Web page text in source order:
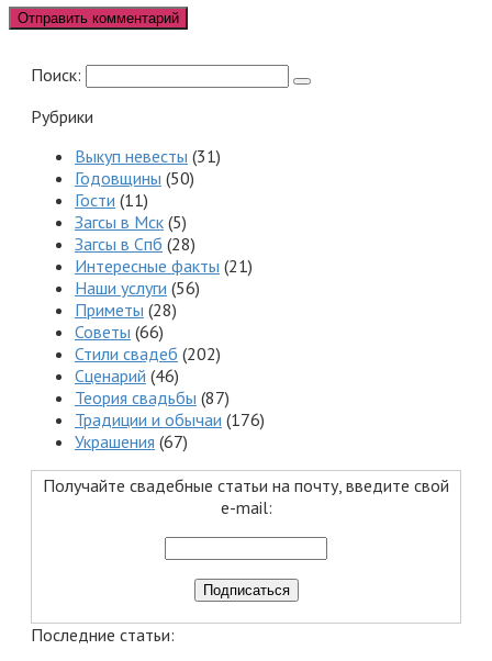
Поиск:
Рубрики
Выкуп невесты (31)
Годовщины (50)
Гости (11)
Загсы в Мск (5)
Загсы в Спб (28)
Интересные факты (21)
Наши услуги (56)
Приметы (28)
Советы (66)
Стили свадеб (202)
Сценарий (46)
Теория свадьбы (87)
Традиции и обычаи (176)
Украшения (67)
Получайте свадебные статьи на почту, введите свой
e-mail:
Последние статьи: